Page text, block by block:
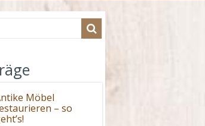
Möbel
– so